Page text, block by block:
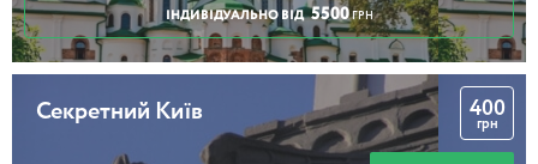
ІНДИВІДУАЛЬНО ВІД 5500 ГРН
Секретний Київ 400
грн